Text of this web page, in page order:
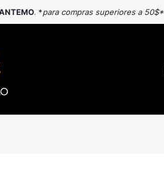
. *para compras superiores a 50$*